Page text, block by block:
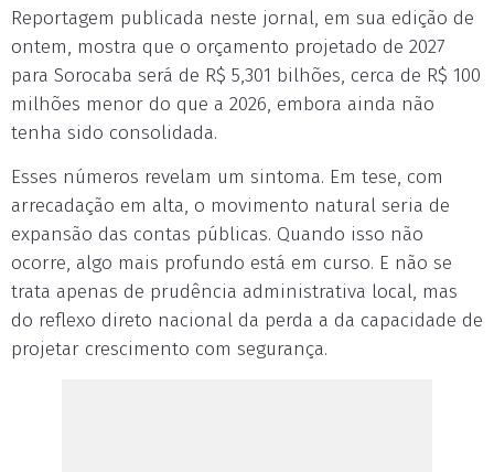
Reportagem publicada neste jornal, em sua edição de
ontem, mostra que o orçamento projetado de 2027
para Sorocaba será de R$ 5,301 bilhões, cerca de R$ 100
milhões menor do que a 2026, embora ainda não
tenha sido consolidada.
Esses números revelam um sintoma. Em tese, com
arrecadação em alta, o movimento natural seria de
expansão das contas públicas. Quando isso não
ocorre, algo mais profundo está em curso. E não se
trata apenas de prudência administrativa local, mas
do reflexo direto nacional da perda a da capacidade de
projetar crescimento com segurança.